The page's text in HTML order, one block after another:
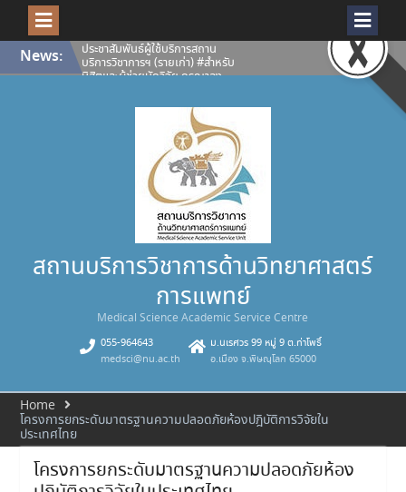
Skip
content
News: ประชาสัมพันธ์ผู้ใช้บริการสถาน
บริการวิชาการฯ (รายเก่า) #สำหรับ
นิสิตและผู้ช่วยนักวิจัย กรุณาลง
ห้องปฏิบัติการและเครื่องมือ
วิทยาศาสตร์ สถานบริการวิชาการ
ด้านวิทยาศาสตร์การแพทย์ ประจำปี
เปิดโลกงานวิจัยให้คมชัดทุกมิติ
สถานบริการวิชาการด้าน
วิทยาศาสตร์การแพทย์ พร้อมให้
บริการ กล้องจุลทรรศน์คอนโฟคอล
ชนิดแสงส่องกราดด้วยเลเซอร์
Confocal Microscope (ZEISS
LSM 900 with Airyscan 2)
คณะวิทยาศาสตร์การแพทย์
มหาวิทยาลัยนเรศวร ขอแสดงความ
พันธ์ รองผู้อำนวยการสถานบริการ
วิชาการด้านวิทยาศาสตร์การแพทย์
คณะวิทยาศาสตร์การแพทย์
มหาวิทยาลัยนเรศวรได้รับคัดเลือก
เป็น บุคลากรดีเด่น (สายสนับสนุน)
มหาวิทยาลัยนเรศวร ประจำปี 2569
สถานบริการวิชาการด้านวิทยาศาสตร์
การแพทย์
Medical Science Academic Service Centre
055-964643
medsci@nu.ac.th
ม.นเรศวร 99 หมู่ 9 ต.ท่าโพธิ์
อ.เมือง จ.พิษณุโลก 65000
Home
โครงการยกระดับมาตรฐานความปลอดภัยห้องปฎิบัติการวิจัยใน
ประเทศไทย
โครงการยกระดับมาตรฐานความปลอดภัยห้อง